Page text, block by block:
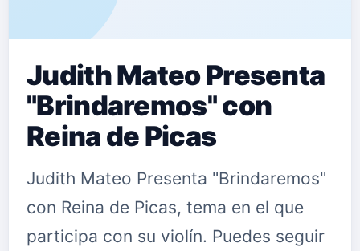
Judith Mateo Presenta
"Brindaremos" con
Reina de Picas
Judith Mateo Presenta "Brindaremos"
con Reina de Picas, tema en el que
participa con su violín. Puedes seguir